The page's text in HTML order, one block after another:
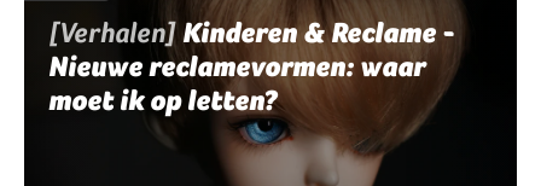
[Verhalen]Kinderen & Reclame -
Nieuwe reclamevormen: waar
moet ik op letten?